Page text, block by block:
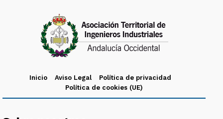
Inicio Aviso Legal
Política de privacidad
Política de cookies (UE)